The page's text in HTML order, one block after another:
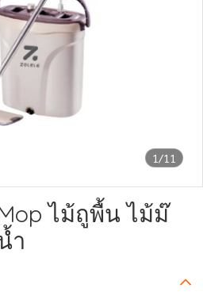
1/11
ไม้ถูพื้น ไม้ม๊
ำ